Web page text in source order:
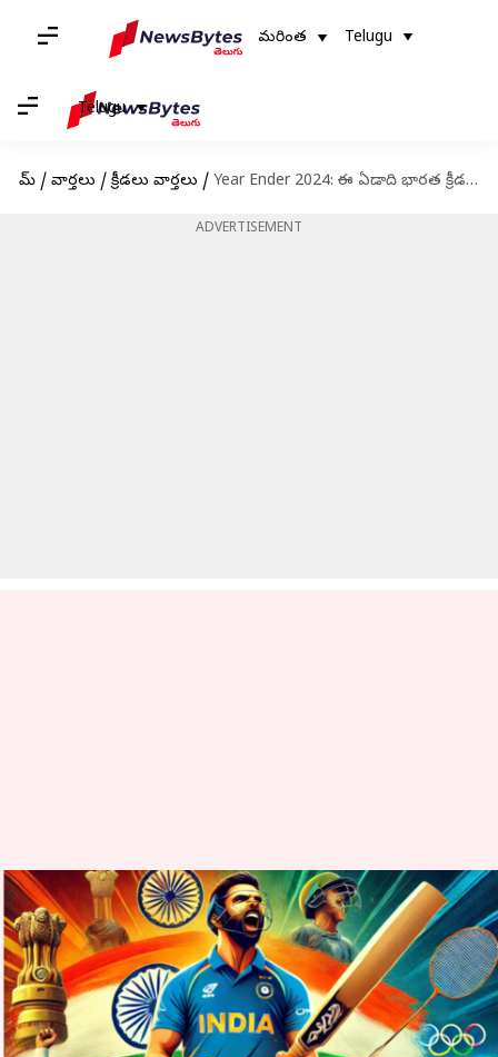
మరింత Telugu
Telugu
హోమ్ / వార్తలు / క్రీడలు వార్తలు / Year Ender 2024: ఈ ఏడాది భారత క్రీడలలో అద్భుత ఫలితాలు,వివాదాలపై .. ఓ లుకేద్దాం..!
ADVERTISEMENT
Year Ender 2024: ఈ ఏడాది భారత
క్రీడలలో అద్భుత
ఫలితాలు,వివాదాలపై .. ఓ
లుకేద్దాం..!
వ్రాసిన వారు Sirish Praharaju Dec 30, 2024 05:34 pm